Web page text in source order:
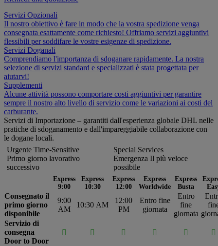
Servizi Opzionali
Il nostro obiettivo è fare in modo che la vostra spedizione venga
consegnata esattamente come richiesto! Offriamo servizi aggiuntivi
flessibili per soddifare le vostre esigenze di spedizione.
Servizi Doganali
Comprendiamo l'importanza di sdoganare rapidamente. La nostra
selezione di servizi standard e specializzati è stata progettata per
aiutarvi!
Supplementi
Alcune attività possono comportare costi aggiuntivi per garantire
sempre il nostro alto livello di servizio come le variazioni ai costi del
carburante.
Servizi di Importazione – garantiti dall'esperienza globale DHL nelle
pratiche di sdoganamento e dall'impareggiabile collaborazione con
le dogane locali.
Urgente Time-Sensitive
Primo giorno lavorativo
successivo
Special Services
Emergenza Il più veloce
possibile
Express
9:00
Express
10:30
Express
12:00
Express
Worldwide
Express
Busta
Consegnato il
primo giorno
disponibile
9:00
AM
10:30 AM
12:00
PM
Entro fine
giornata
Entro
fine
giornata
Servizio di
consegna
Door to Door
     